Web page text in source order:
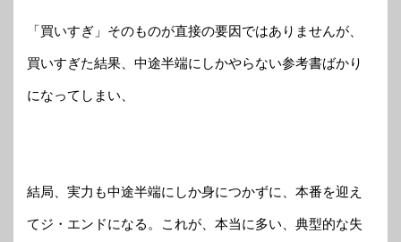
「買いすぎ」そのものが直接の要因ではありませんが、
買いすぎた結果、中途半端にしかやらない参考書ばかり
になってしまい、
結局、実力も中途半端にしか身につかずに、本番を迎え
てジ・エンドになる。これが、本当に多い、典型的な失